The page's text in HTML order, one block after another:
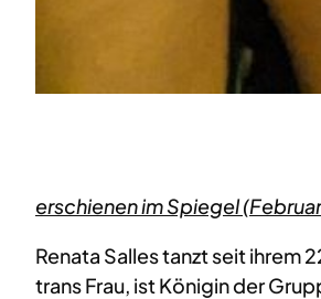
erschienen im Spiegel
Renata Salles tanzt seit ihrem
trans Frau, ist Königin der